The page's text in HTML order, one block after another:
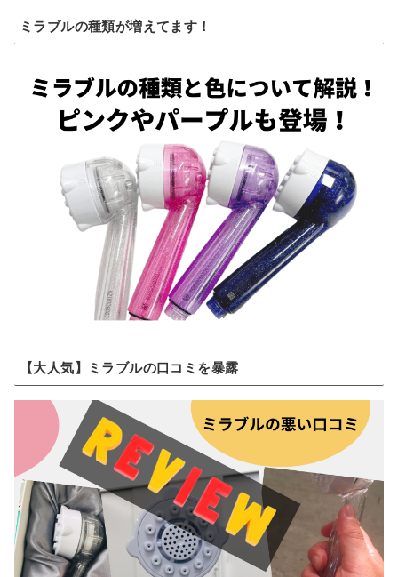
ミラブルの種類が増えてます！
【大人気】ミラブルの口コミを暴露